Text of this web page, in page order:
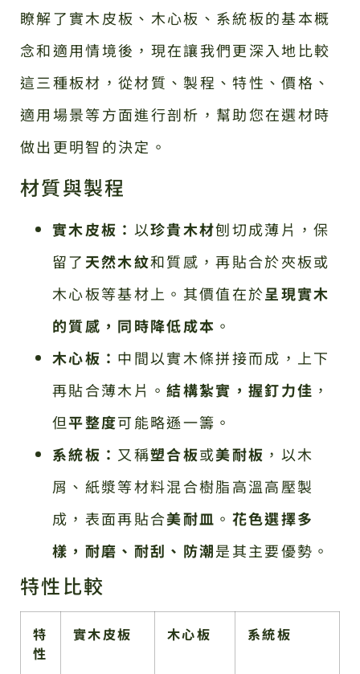
瞭解了實木皮板、木心板、系統板的基本概
念和適用情境後，現在讓我們更深入地比較
這三種板材，從材質、製程、特性、價格、
適用場景等方面進行剖析，幫助您在選材時
做出更明智的決定。
材質與製程
實木皮板： 以珍貴木材刨切成薄片，保
留了 天然木紋和質感，再貼合於夾板或
木心板等基材上。其價值在於呈現實木
的質感，同時降低成本 。
木心板： 中間以實木條拼接而成，上下
再貼合薄木片。結構紮實，握釘力佳 ，
但平整度可能略遜一籌。
系統板： 又稱塑合板或美耐板 ，以木
屑、紙漿等材料混合樹脂高溫高壓製
成，表面再貼合美耐皿 。 花色選擇多
樣，耐磨、耐刮、防潮是其主要優勢。
特性比較
特
性
實木皮板 木心板 系統板